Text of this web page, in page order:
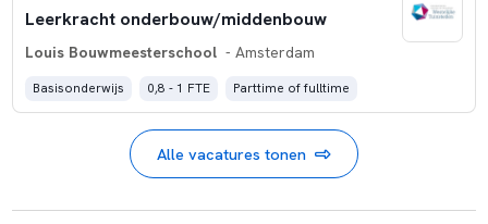
Leerkracht onderbouw/middenbouw
Louis Bouwmeesterschool - Amsterdam
Basisonderwijs 0,8 - 1 FTE Parttime of fulltime
Alle vacatures tonen